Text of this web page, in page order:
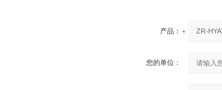
产品：
您的单位：